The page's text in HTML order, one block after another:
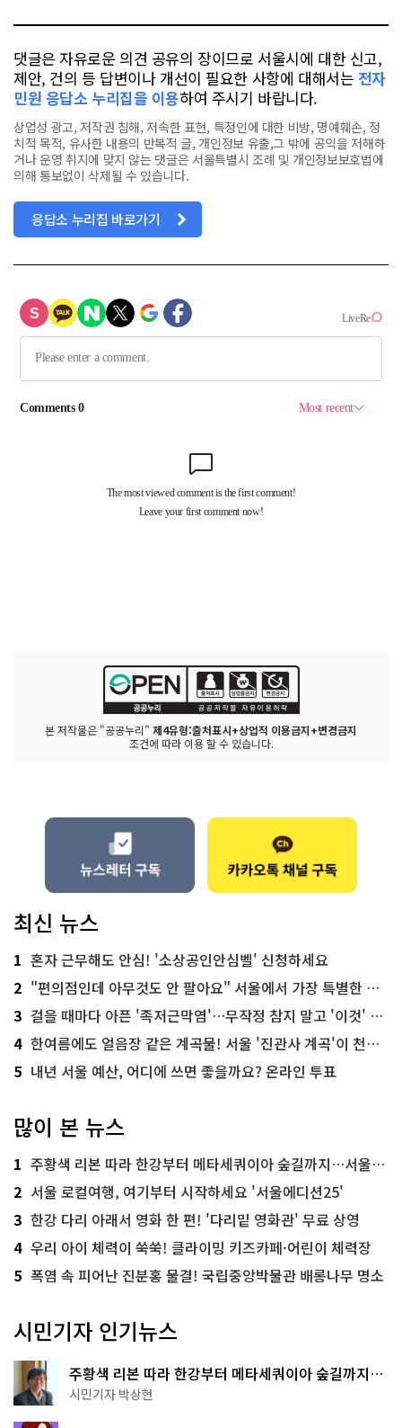
댓글은 자유로운 의견 공유의 장이므로 서울시에 대한 신고,
제안, 건의 등 답변이나 개선이 필요한 사항에 대해서는 전자
민원 응답소 누리집을 이용하여 주시기 바랍니다.
상업성 광고, 저작권 침해, 저속한 표현, 특정인에 대한 비방, 명예훼손, 정
치적 목적, 유사한 내용의 반복적 글, 개인정보 유출,그 밖에 공익을 저해하
거나 운영 취지에 맞지 않는 댓글은 서울특별시 조례 및 개인정보보호법에
의해 통보없이 삭제될 수 있습니다.
응답소 누리집 바로가기
본 저작물은 "공공누리" 제4유형:출처표시+상업적 이용금지+변경금지
조건에 따라 이용 할 수 있습니다.
최신 뉴스
1 혼자 근무해도 안심! '소상공인안심벨' 신청하세요
2 "편의점인데 아무것도 안 팔아요" 서울에서 가장 특별한 편의점의 정체
3 걸을 때마다 아픈 '족저근막염'…무작정 참지 말고 '이것' 해보세요!
4 한여름에도 얼음장 같은 계곡물! 서울 '진관사 계곡'이 천국이네~
5 내년 서울 예산, 어디에 쓰면 좋을까요? 온라인 투표
많이 본 뉴스
1 주황색 리본 따라 한강부터 메타세쿼이아 숲길까지…서울둘레길 15코스
2 서울 로컬여행, 여기부터 시작하세요 '서울에디션25'
3 한강 다리 아래서 영화 한 편! '다리밑 영화관' 무료 상영
4 우리 아이 체력이 쑥쑥! 클라이밍 키즈카페·어린이 체력장
5 폭염 속 피어난 진분홍 물결! 국립중앙박물관 배롱나무 명소
시민기자 인기뉴스
주황색 리본 따라 한강부터 메타세쿼이아 숲길까지…
서울둘레길 15코스
시민기자 박상현